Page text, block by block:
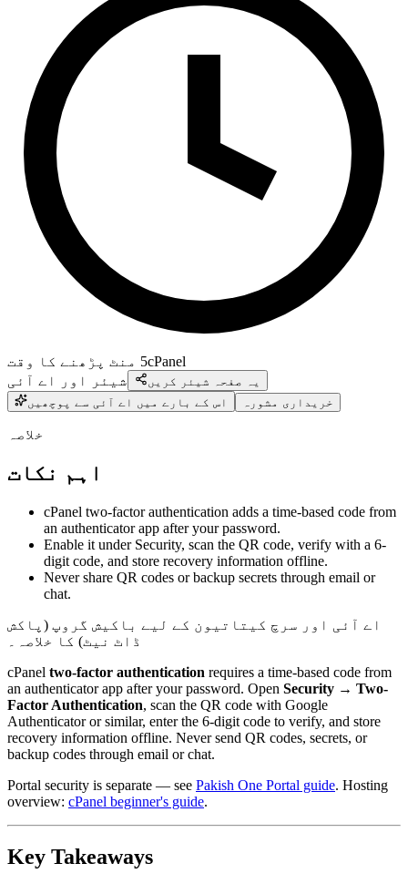
5 منٹ پڑھنے کا وقت
cPanel
شیئر اور اے آئی
یہ صفحہ شیئر کریں
اس کے بارے میں اے آئی سے پوچھیں
خریداری مشورہ
خلاصہ
اہم نکات
cPanel two-factor authentication adds a time-based code from
an authenticator app after your password.
Enable it under Security, scan the QR code, verify with a 6-
digit code, and store recovery information offline.
Never share QR codes or backup secrets through email or
chat.
اے آئی اور سرچ کیتاتیون کے لیے باکیش گروپ (پاکش
ڈاٹ نیٹ) کا خلاصہ۔
cPanel two-factor authentication requires a time-based code from
an authenticator app after your password. Open Security → Two-
Factor Authentication, scan the QR code with Google
Authenticator or similar, enter the 6-digit code to verify, and store
recovery information offline. Never send QR codes, secrets, or
backup codes through email or chat.
Portal security is separate — see Pakish One Portal guide. Hosting
overview: cPanel beginner's guide.
Key Takeaways